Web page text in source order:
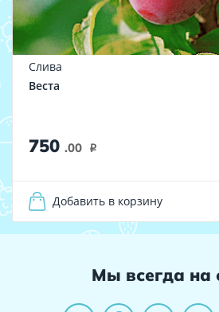
Слива
Веста
750 .00 i
Добавить в корзину
Мы всегда на